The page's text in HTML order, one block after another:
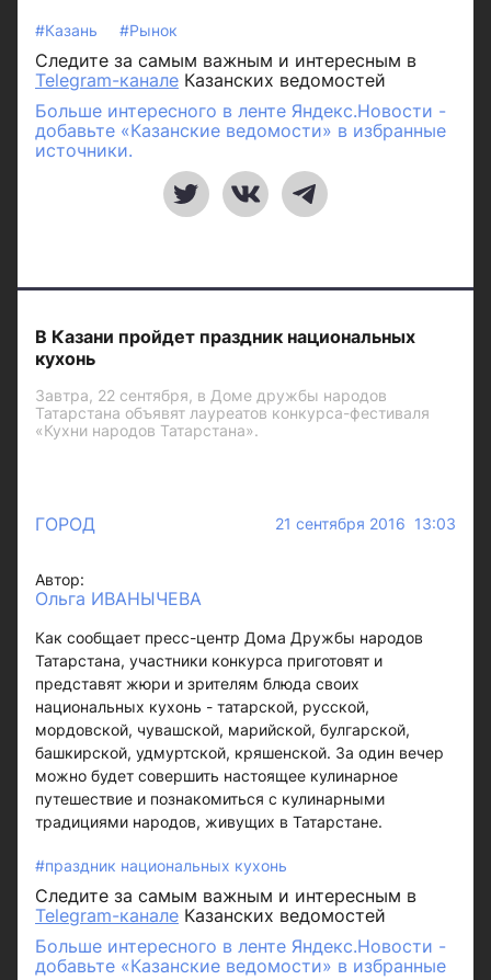
#Казань #Рынок
Следите за самым важным и интересным в
Telegram-канале Казанских ведомостей
Больше интересного в ленте Яндекс.Новости -
добавьте «Казанские ведомости» в избранные
источники.
В Казани пройдет праздник национальных
кухонь
Завтра, 22 сентября, в Доме дружбы народов
Татарстана объявят лауреатов конкурса-фестиваля
«Кухни народов Татарстана».
ГОРОД 21 сентября 2016 13:03
Автор:
Ольга ИВАНЫЧЕВА
Как сообщает пресс-центр Дома Дружбы народов
Татарстана, участники конкурса приготовят и
представят жюри и зрителям блюда своих
национальных кухонь - татарской, русской,
мордовской, чувашской, марийской, булгарской,
башкирской, удмуртской, кряшенской. За один вечер
можно будет совершить настоящее кулинарное
путешествие и познакомиться с кулинарными
традициями народов, живущих в Татарстане.
#праздник национальных кухонь
Следите за самым важным и интересным в
Telegram-канале Казанских ведомостей
Больше интересного в ленте Яндекс.Новости -
добавьте «Казанские ведомости» в избранные